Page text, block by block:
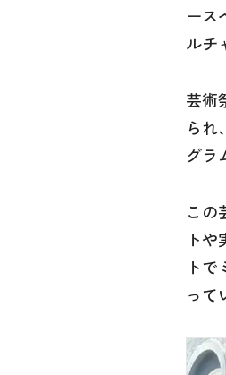
ース
ルチ
芸術
られ
グラ
この
ト
ト
って